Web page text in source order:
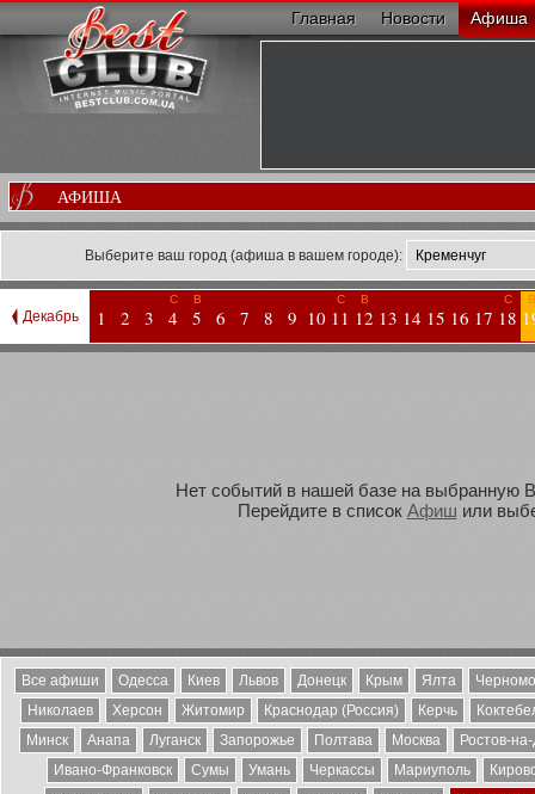
Главная Новости Афиша
АФИША
Выберите ваш город (афиша в вашем городе):
Декабрь 1 2 3
С
4
В
5 6 7 8 9 10
С
11
В
12 13 14 15 16 17
С
18
В
Нет событий в нашей базе на выбранную
Перейдите в список Афиш или
Все афиши Одесса Киев Львов Донецк Крым Ялта
Николаев
Херсон Житомир Краснодар (Россия) Керчь
Минск
Анапа Луганск Запорожье Полтава Москва
Ростов-
Ивано-Франковск
Сумы Умань Черкассы Мариуполь